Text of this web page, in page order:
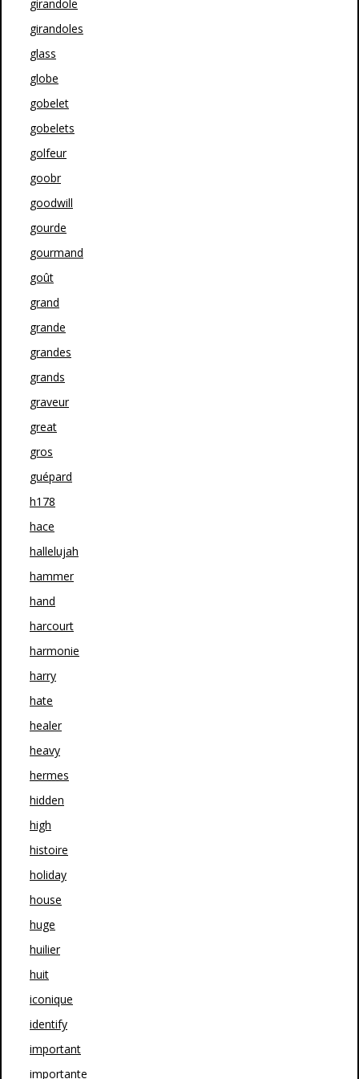
girandole
girandoles
glass
globe
gobelet
gobelets
golfeur
goobr
goodwill
gourde
gourmand
goût
grand
grande
grandes
grands
graveur
great
gros
guépard
h178
hace
hallelujah
hammer
hand
harcourt
harmonie
harry
hate
healer
heavy
hermes
hidden
high
histoire
holiday
house
huge
huilier
huit
iconique
identify
important
importante